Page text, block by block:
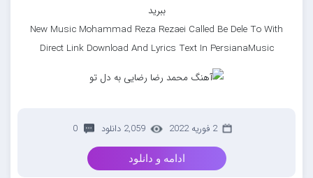
ببرید
New Music Mohammad Reza Rezaei Called Be Dele To With
Direct Link Download And Lyrics Text In PersianaMusic
2 فوریه 2022 2,059 دانلود 0
ادامه و دانلود